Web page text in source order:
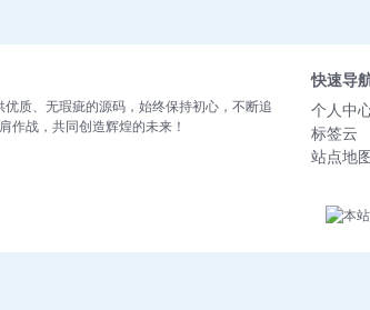
优质、无瑕疵的源码，始终保持初心，不断追
作战，共同创造辉煌的未来！
快速导
个人中
标签云
站点地